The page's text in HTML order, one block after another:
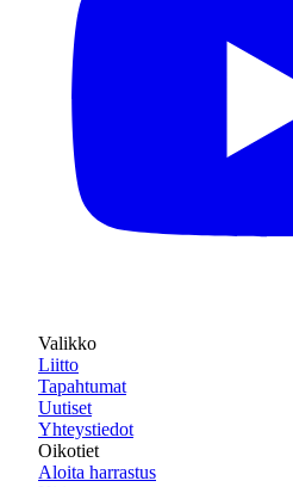
Valikko
Liitto
Tapahtumat
Uutiset
Yhteystiedot
Oikotiet
Aloita harrastus